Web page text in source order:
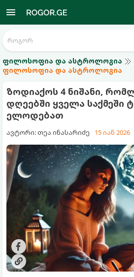
ფილოსოფია და ასტროლოგია
ფილოსოფია და ასტროლოგია
ზოდიაქოს 4 ნიშანი,
დღეებში ყველა საქმეში
ელოდებათ
ავტორი: თეა ინასარიძე 15 იან 2026